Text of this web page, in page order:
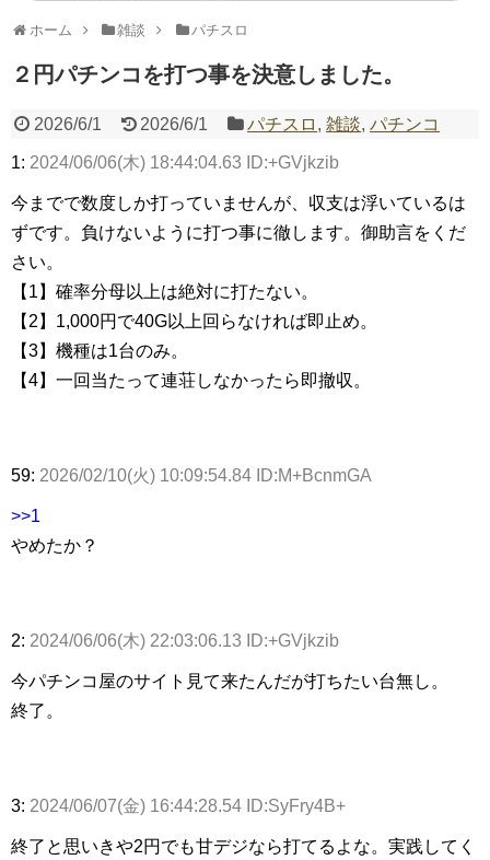
いヤバいか教えて？...
Powered by livedoor 相互RSS
ホーム 雑談 パチスロ
２円パチンコを打つ事を決意しました。
2026/6/1 2026/6/1 パチスロ ,雑談,パチンコ
1: 2024/06/06(木) 18:44:04.63 ID:+GVjkzib
今までで数度しか打っていませんが、収支は浮いているは
ずです。負けないように打つ事に徹します。御助言をくだ
さい。
【1】確率分母以上は絶対に打たない。
【2】1,000円で40G以上回らなければ即止め。
【3】機種は1台のみ。
【4】一回当たって連荘しなかったら即撤収。
59: 2026/02/10(火) 10:09:54.84 ID:M+BcnmGA
>>1
やめたか？
2: 2024/06/06(木) 22:03:06.13 ID:+GVjkzib
今パチンコ屋のサイト見て来たんだが打ちたい台無し。
終了。
3: 2024/06/07(金) 16:44:28.54 ID:SyFry4B+
終了と思いきや2円でも甘デジなら打てるよな。実践してく